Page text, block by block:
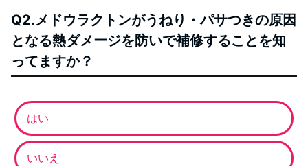
Q2.メドウラクトンがうねり・パサつきの原因
となる熱ダメージを防いで補修することを知
ってますか？
はい
いいえ